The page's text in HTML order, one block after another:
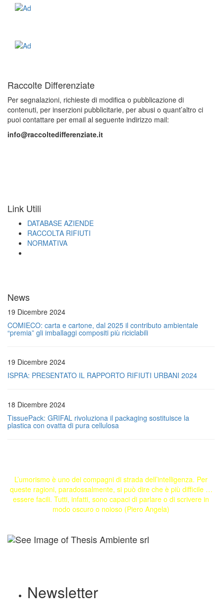
Raccolte Differenziate
Per segnalazioni, richieste di modifica o pubblicazione di
contenuti, per inserzioni pubblicitarie, per abusi o quant’altro ci
puoi contattare per email al seguente indirizzo mail:
info@raccoltedifferenziate.it
Link Utili
DATABASE AZIENDE
RACCOLTA RIFIUTI
NORMATIVA
News
19 Dicembre 2024
COMIECO: carta e cartone, dal 2025 il contributo ambientale
“premia” gli imballaggi compositi più riciclabili
19 Dicembre 2024
ISPRA: PRESENTATO IL RAPPORTO RIFIUTI URBANI 2024
18 Dicembre 2024
TissuePack: GRIFAL rivoluziona il packaging sostituisce la
plastica con ovatta di pura cellulosa
L’umorismo è uno dei compagni di strada dell’intelligenza. Per
queste ragioni, paradossalmente, si può dire che è più difficile …
essere facili. Tutti, infatti, sono capaci di parlare o di scrivere in
modo oscuro o noioso (Piero Angela)
Newsletter